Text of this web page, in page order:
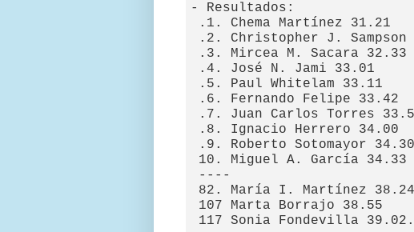
- Resultados:
.1. Chema Martínez 31.21
.2. Christopher J. Sampson
.3. Mircea M. Sacara 32.33
.4. José N. Jami 33.01
.5. Paul Whitelam 33.11
.6. Fernando Felipe 33.42
.7. Juan Carlos Torres
.8. Ignacio Herrero 34.00
.9. Roberto Sotomayor 34.30
10. Miguel A. García 34.33
----
82. María I. Martínez 38.24
107 Marta Borrajo 38.55
117 Sonia Fondevilla 39.02.